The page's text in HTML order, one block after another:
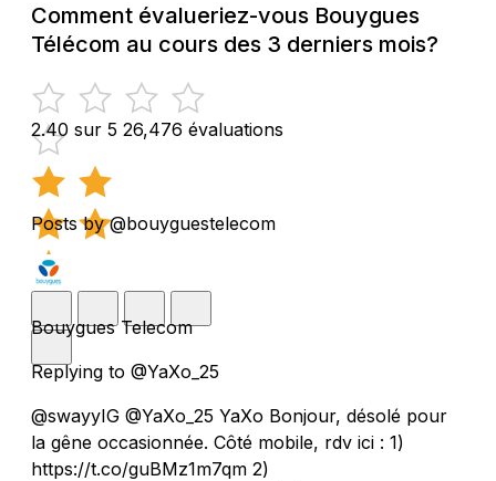
Comment évalueriez-vous Bouygues
Télécom au cours des 3 derniers mois?
2.40 sur 5 26,476 évaluations
Posts by @bouyguestelecom
Bouygues Telecom
Replying to @YaXo_25
@swayyIG @YaXo_25 YaXo Bonjour, désolé pour
la gêne occasionnée. Côté mobile, rdv ici : 1)
https://t.co/guBMz1m7qm 2)